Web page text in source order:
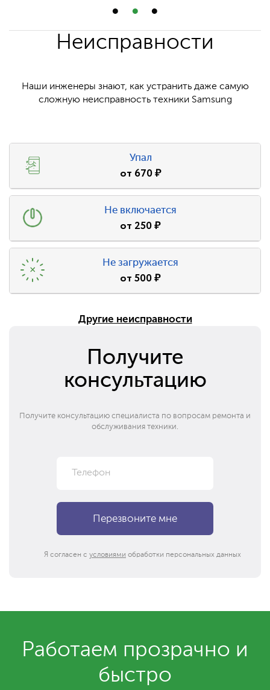
Неисправности
Наши инженеры знают, как устранить даже самую
сложную неисправность техники Samsung
Упал
от 670₽
Не включается
от 250₽
Не загружается
от500₽
Другие неисправности
Получите
консультацию
Получите консультацию специалиста по вопросам ремонта и
обслуживания техники.
Я согласен с условиями обработки персональных данных
Работаем прозрачно и
быстро